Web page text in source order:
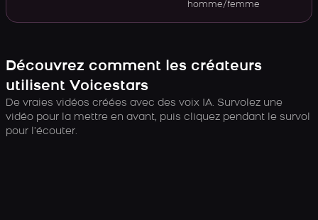
homme/femme
Découvrez comment les créateurs
utilisent Voicestars
De vraies vidéos créées avec des voix IA. Survolez une
vidéo pour la mettre en avant, puis cliquez pendant le survol
pour l’écouter.